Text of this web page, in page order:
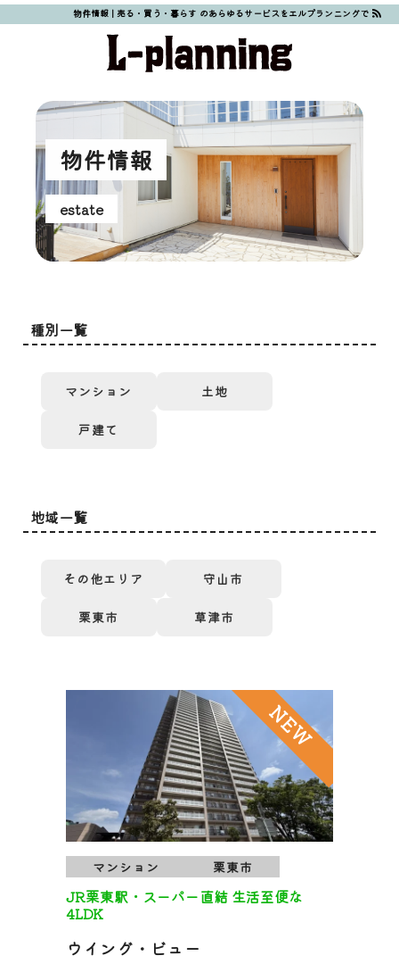
物件情報 | 売る・買う・暮らす のあらゆるサービスをエルプランニングで
物件情報
estate
種別一覧
マンション 土地
戸建て
地域一覧
その他エリア 守山市
栗東市 草津市
マンション 栗東市
JR栗東駅・スーパー直結 生活至便な
4LDK
ウイング・ビュー
NEW